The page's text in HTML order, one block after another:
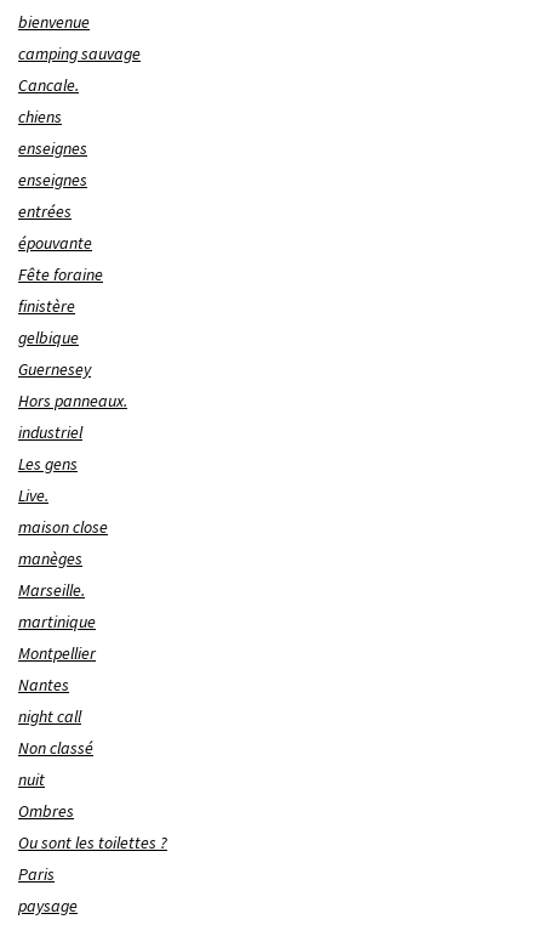
bienvenue
camping sauvage
Cancale.
chiens
enseignes
enseignes
entrées
épouvante
Fête foraine
finistère
gelbique
Guernesey
Hors panneaux.
industriel
Les gens
Live.
maison close
manèges
Marseille.
martinique
Montpellier
Nantes
night call
Non classé
nuit
Ombres
Ou sont les toilettes ?
Paris
paysage